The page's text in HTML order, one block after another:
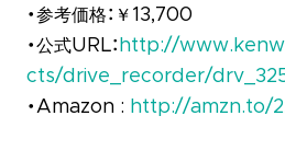
・参考価格：￥13,700
・公式URL： http://
cts/drive_recorder/
・Amazon : http://amzn.to/